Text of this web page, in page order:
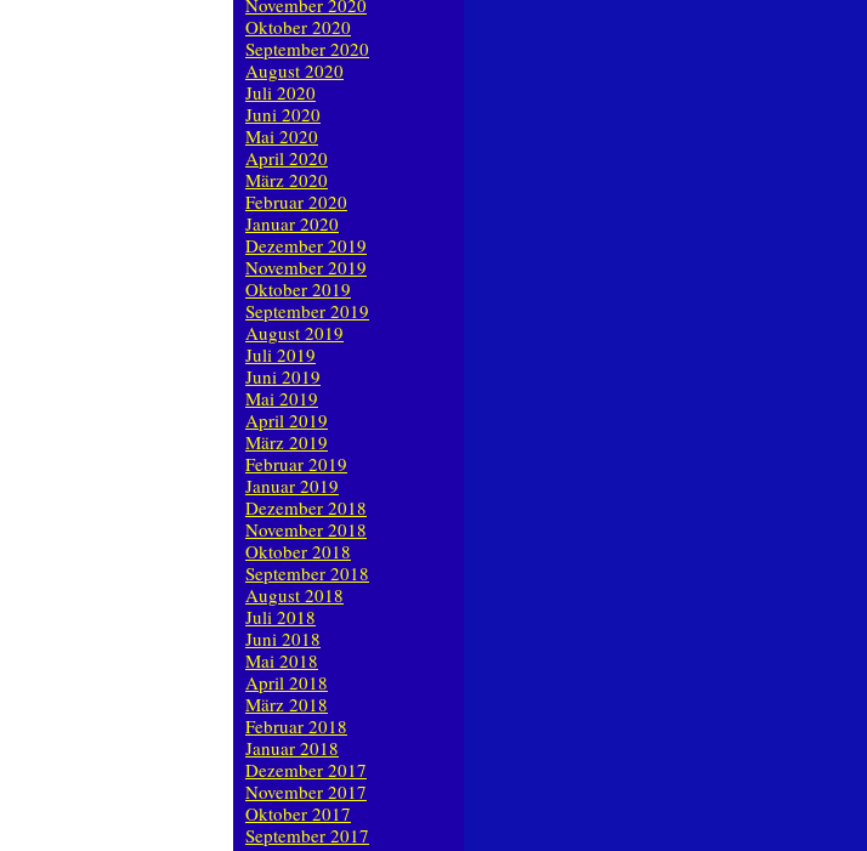
November 2020
Oktober 2020
September 2020
August 2020
Juli 2020
Juni 2020
Mai 2020
April 2020
März 2020
Februar 2020
Januar 2020
Dezember 2019
November 2019
Oktober 2019
September 2019
August 2019
Juli 2019
Juni 2019
Mai 2019
April 2019
März 2019
Februar 2019
Januar 2019
Dezember 2018
November 2018
Oktober 2018
September 2018
August 2018
Juli 2018
Juni 2018
Mai 2018
April 2018
März 2018
Februar 2018
Januar 2018
Dezember 2017
November 2017
Oktober 2017
September 2017